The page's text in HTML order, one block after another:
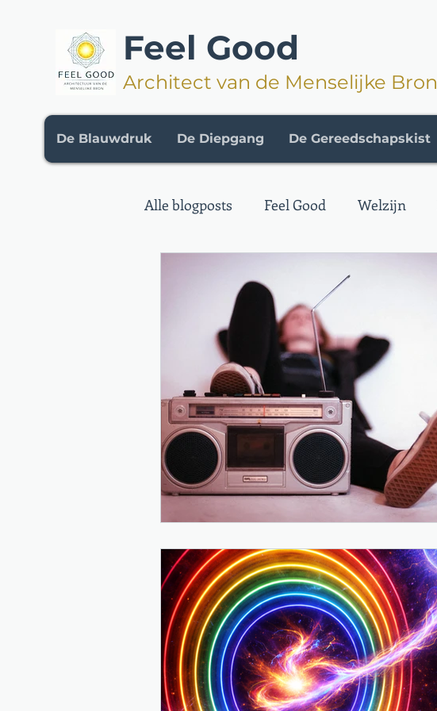
Feel Good
Architect van de Menselijke Bron
De Blauwdruk De Diepgang De Gereedschapskist
Alle blogposts Feel Good Welzijn